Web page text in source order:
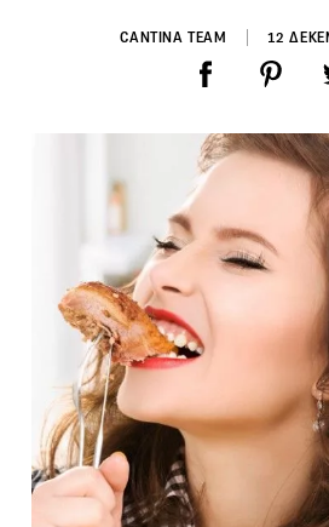
CANTINA TEAM 12